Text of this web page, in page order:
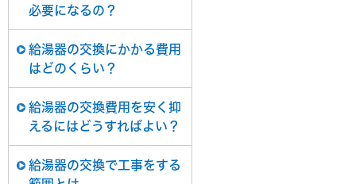
必要になるの？
給湯器の交換にかかる費用
はどのくらい？
給湯器の交換費用を安く抑
えるにはどうすればよい？
給湯器の交換で工事をする